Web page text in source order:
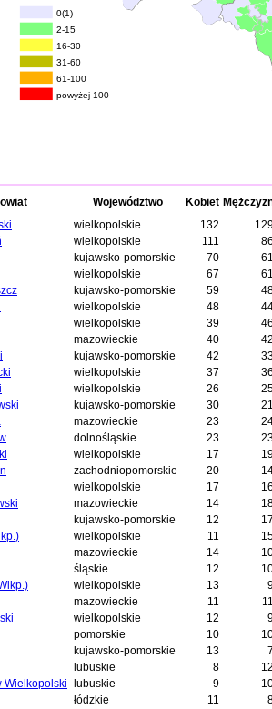
0(1)
2-15
16-30
31-60
61-100
powyżej 100
Województwo Kobiet
wielkopolskie 132
wielkopolskie 111
kujawsko-pomorskie 70
wielkopolskie 67
kujawsko-pomorskie 59
wielkopolskie 48
wielkopolskie 39
mazowieckie 40
kujawsko-pomorskie 42
wielkopolskie 37
wielkopolskie 26
kujawsko-pomorskie 30
mazowieckie 23
dolnośląskie 23
wielkopolskie 17
zachodniopomorskie 20
wielkopolskie 17
mazowieckie 14
kujawsko-pomorskie 12
wielkopolskie 11
mazowieckie 14
śląskie 12
wielkopolskie 13
mazowieckie 11
wielkopolskie 12
pomorskie 10
kujawsko-pomorskie 13
lubuskie 8
Wielkopolski
lubuskie 9
łódzkie 11